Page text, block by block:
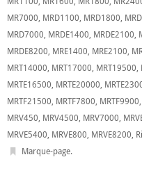
MR7000, MRD1100, MRD1800,
MRD7000, MRDE1400, MRDE2100,
MRDE8200, MRE1400, MRE2100,
MRT14000, MRT17000, MRT19500,
MRTE16500, MRTE20000,
MRTF21500, MRTF7800, MRTF9900,
MRV450, MRV4500, MRV7000,
MRVE5400, MRVE800, MRVE8200,
Marque-page.